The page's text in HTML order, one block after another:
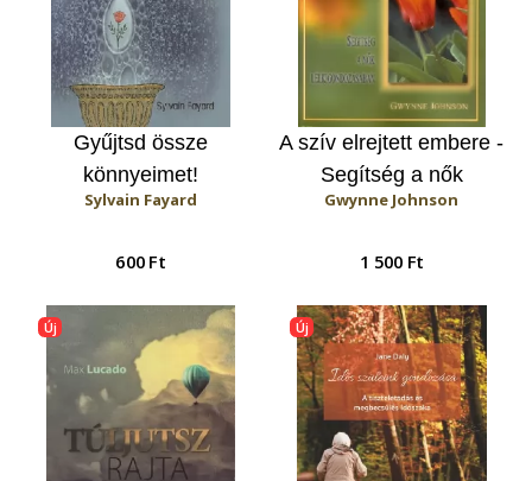
Gyűjtsd össze
könnyeimet!
Sylvain Fayard
600 Ft
A szív elrejtett embere -
Segítség a nők
lelkigondozásában
Gwynne Johnson
1 500 Ft
Új Új